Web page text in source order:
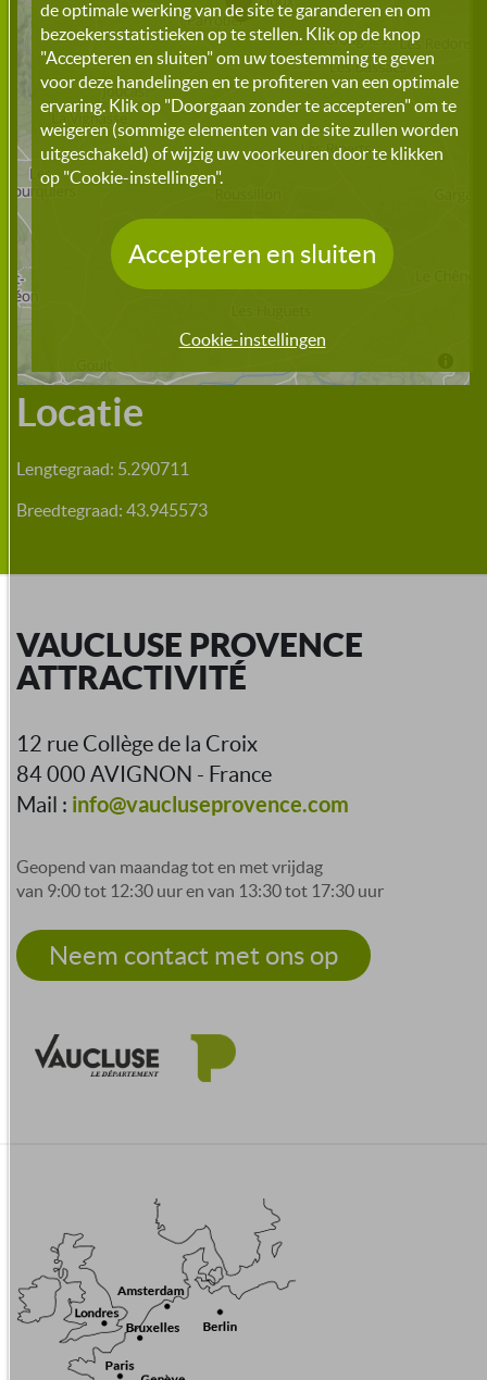
Locatie
Lengtegraad: 5.290711
Breedtegraad: 43.945573
VAUCLUSE PROVENCE
ATTRACTIVITÉ
12 rue Collège de la Croix
84 000 AVIGNON - France
Mail : info@vaucluseprovence.com
Geopend van maandag tot en met vrijdag
van 9:00 tot 12:30 uur en van 13:30 tot 17:30 uur
Neem contact met ons op
de optimale werking van de site te garanderen en om
bezoekersstatistieken op te stellen. Klik op de knop
"Accepteren en sluiten" om uw toestemming te geven
voor deze handelingen en te profiteren van een optimale
ervaring. Klik op "Doorgaan zonder te accepteren" om te
weigeren (sommige elementen van de site zullen worden
uitgeschakeld) of wijzig uw voorkeuren door te klikken
op "Cookie-instellingen".
Cookie-instellingen
Accepteren en sluiten